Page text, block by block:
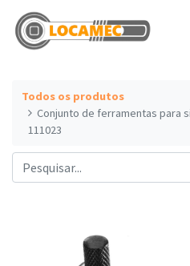
Todos os produtos
Conjunto de ferramentas para
111023